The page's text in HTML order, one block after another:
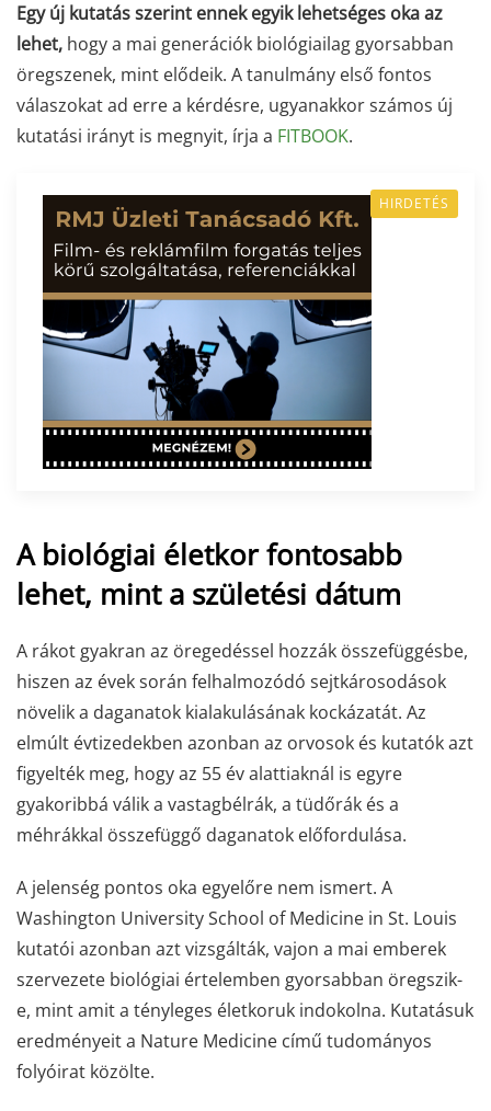
Egy új kutatás szerint ennek egyik lehetséges oka az
lehet, hogy a mai generációk biológiailag gyorsabban
öregszenek, mint elődeik. A tanulmány első fontos
válaszokat ad erre a kérdésre, ugyanakkor számos új
kutatási irányt is megnyit, írja a FITBOOK.
HIRDETÉS
A biológiai életkor fontosabb
lehet, mint a születési dátum
A rákot gyakran az öregedéssel hozzák összefüggésbe,
hiszen az évek során felhalmozódó sejtkárosodások
növelik a daganatok kialakulásának kockázatát. Az
elmúlt évtizedekben azonban az orvosok és kutatók azt
figyelték meg, hogy az 55 év alattiaknál is egyre
gyakoribbá válik a vastagbélrák, a tüdőrák és a
méhrákkal összefüggő daganatok előfordulása.
A jelenség pontos oka egyelőre nem ismert. A
Washington University School of Medicine in St. Louis
kutatói azonban azt vizsgálták, vajon a mai emberek
szervezete biológiai értelemben gyorsabban öregszik-
e, mint amit a tényleges életkoruk indokolna. Kutatásuk
eredményeit a Nature Medicine című tudományos
folyóirat közölte.